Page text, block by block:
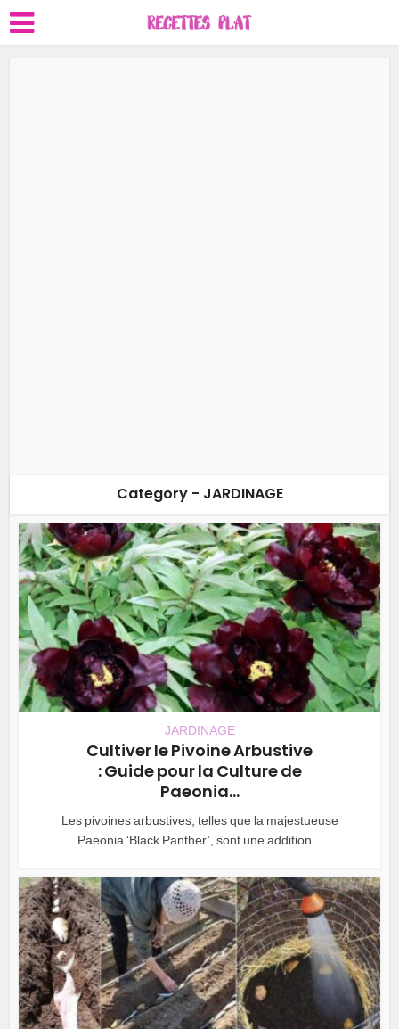
Category - JARDINAGE
JARDINAGE
Cultiver le Pivoine Arbustive
: Guide pour la Culture de
Paeonia...
Les pivoines arbustives, telles que la majestueuse
Paeonia ‘Black Panther’, sont une addition...